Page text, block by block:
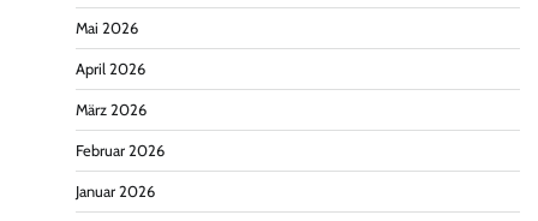
Mai 2026
April 2026
März 2026
Februar 2026
Januar 2026